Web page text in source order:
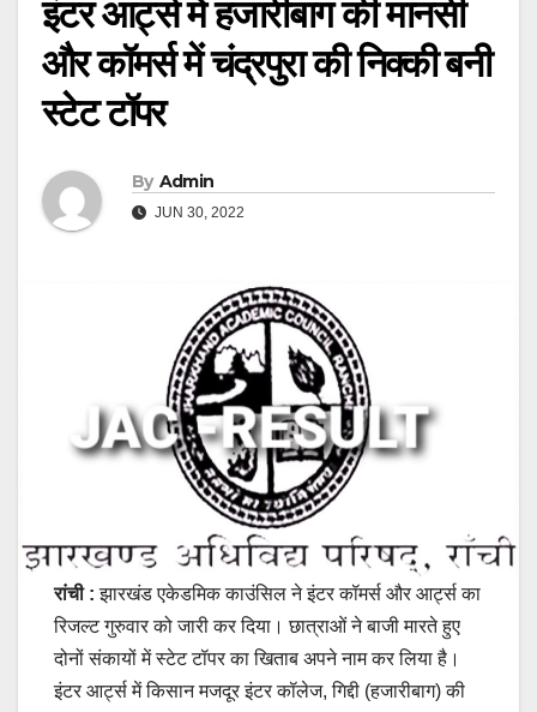
इंटर आर्ट्स में हजारीबाग की मानसी
और कॉमर्स में चंद्रपुरा की निक्की बनी
स्टेट टॉपर
By Admin
JUN 30, 2022
रांची :झारखंड एकेडमिक काउंसिल ने इंटर कॉमर्स और आर्ट्स का
रिजल्ट गुरुवार को जारी कर दिया। छात्राओं ने बाजी मारते हुए
दोनों संकायों में स्टेट टॉपर का खिताब अपने नाम कर लिया है।
इंटर आर्ट्स में किसान मजदूर इंटर कॉलेज, गिद्दी (हजारीबाग) की